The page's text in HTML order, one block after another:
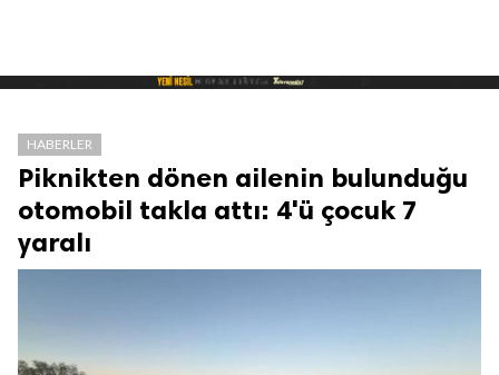
HABERLER
Piknikten dönen ailenin bulunduğu
otomobil takla attı: 4'ü çocuk 7
yaralı